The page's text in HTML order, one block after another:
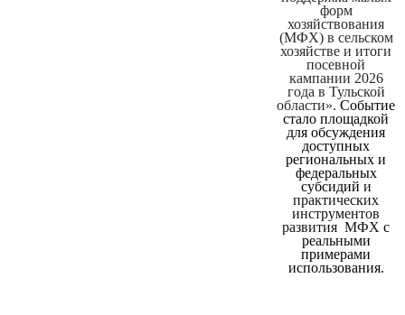
форм
хозяйствования
(МФХ) в сельском
хозяйстве и итоги
посевной
кампании 2026
года в Тульской
области». Событие
стало площадкой
для обсуждения
доступных
региональных и
федеральных
субсидий и
практических
инструментов
развития МФХ с
реальными
примерами
использования.